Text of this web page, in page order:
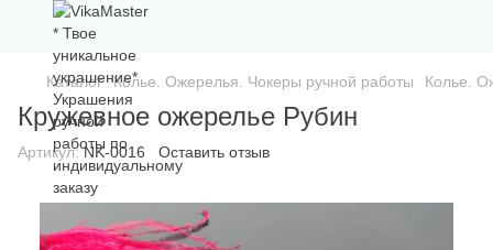
Каталог Колье. Ожерелья. Чокеры ручной работы Колье.
Кружевное ожерелье Рубин
Артикул:NK-0016 Оставить отзыв